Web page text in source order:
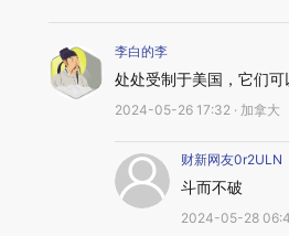
李白的李
处处受制于美国，它们可
2024-05-26 17:32 · 加拿大
财新网友0r2ULN
斗而不破
2024-05-28